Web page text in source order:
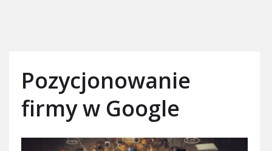
Pozycjonowanie
firmy w Google